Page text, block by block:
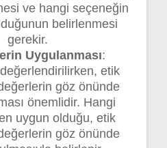
ve hangi seçeneğin
belirlenmesi
gerekir.
Uygulanması:
etik
göz önünde
önemlidir. Hangi
uygun olduğu, etik
göz önünde